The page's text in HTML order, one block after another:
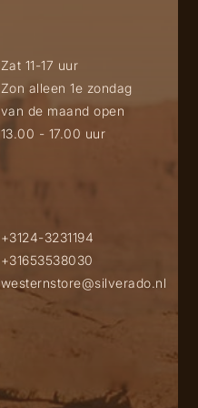
Zat 11-17 uur
Zon alleen 1e zondag
van de maand open
13.00 - 17.00 uur
+3124-3231194
+31653538030
westernstore@silverado.nl